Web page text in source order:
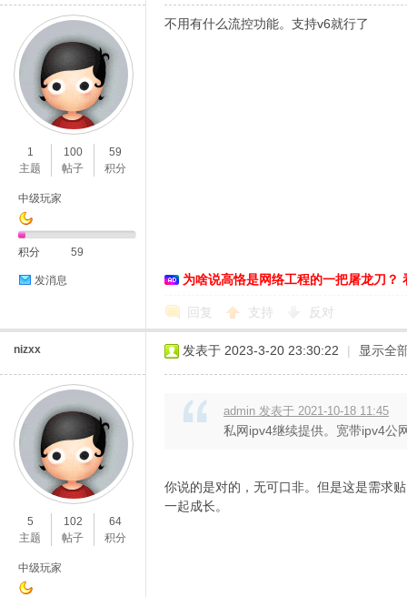
1
主题
100
帖子
59
积分
中级玩家
积分 59
发消息
不用有什么流控功能。支持v6就行了
为啥说高恪是网络工程的一把屠龙刀？
回复 支持 反对
nizxx
5
主题
102
帖子
64
积分
中级玩家
发表于 2023-3-20 23:30:22 | 显示全
admin 发表于 2021-10-18 11:45
私网ipv4继续提供。宽带ipv4
你说的是对的，无可口非。但是这是需求
一起成长。